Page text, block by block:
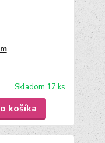
Skladom 17 ks
košíka